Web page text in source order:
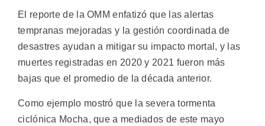
El reporte de la OMM enfatizó que las alertas
tempranas mejoradas y la gestión coordinada de
desastres ayudan a mitigar su impacto mortal, y las
muertes registradas en 2020 y 2021 fueron más
bajas que el promedio de la década anterior.
Como ejemplo mostró que la severa tormenta
ciclónica Mocha, que a mediados de este mayo